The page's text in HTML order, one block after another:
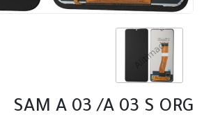
SAM A 03 /A 03 S ORG